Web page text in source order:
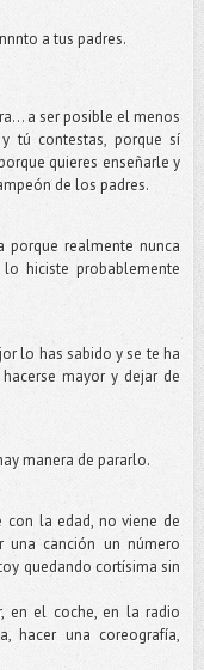
a tus padres.
a ser posible el menos
tú contestas, porque sí
quieres enseñarle y
de los padres.
porque realmente nunca
hiciste probablemente
lo has sabido y se te ha
mayor y dejar de
manera de pararlo.
con la edad, no viene de
una canción un número
quedando cortísima sin
en el coche, en la radio
hacer una coreografía,